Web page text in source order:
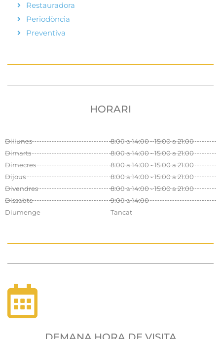
Restauradora
Periodòncia
Preventiva
HORARI
Dillunes
Dimarts
Dimecres
Dijous
Divendres
Dissabte
Diumenge
8:00 a 14:00 - 15:00 a 21:00
8:00 a 14:00 - 15:00 a 21:00
8:00 a 14:00 - 15:00 a 21:00
8:00 a 14:00 - 15:00 a 21:00
8:00 a 14:00 - 15:00 a 21:00
9:00 a 14:00
Tancat